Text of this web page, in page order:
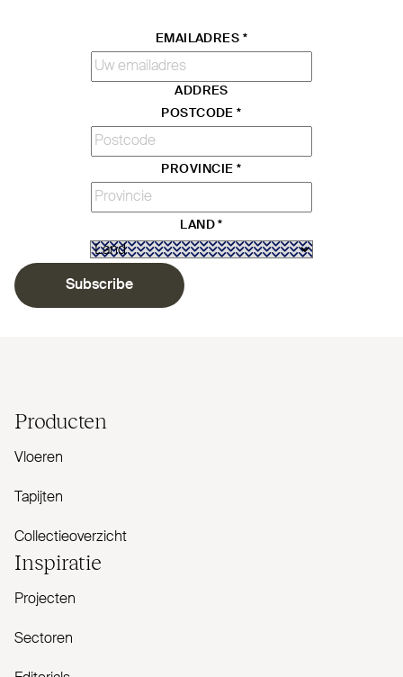
EMAILADRES *
ADDRES
POSTCODE*
PROVINCIE*
LAND*
Subscribe
Producten
Vloeren
Tapijten
Collectieoverzicht
Inspiratie
Projecten
Sectoren